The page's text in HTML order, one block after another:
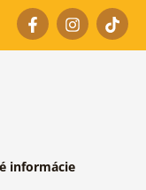
informácie